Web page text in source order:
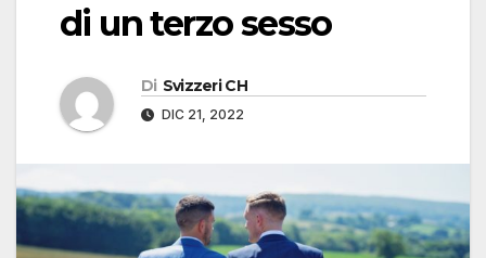
di un terzo sesso
Di Svizzeri CH
DIC 21, 2022